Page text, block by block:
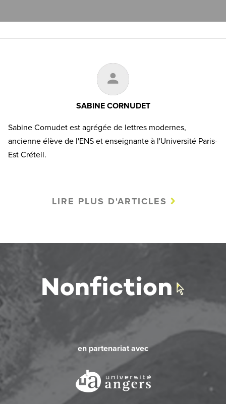
SABINE CORNUDET
Sabine Cornudet est agrégée de lettres modernes,
ancienne élève de l'ENS et enseignante à l'Université Paris-
Est Créteil.
LIRE PLUS D'ARTICLES
en partenariat avec